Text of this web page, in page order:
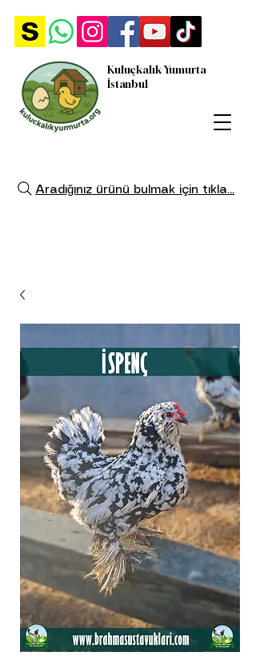
Kuluçkalık Yumurta
İstanbul
Aradığınız ürünü bulmak için tıkla...